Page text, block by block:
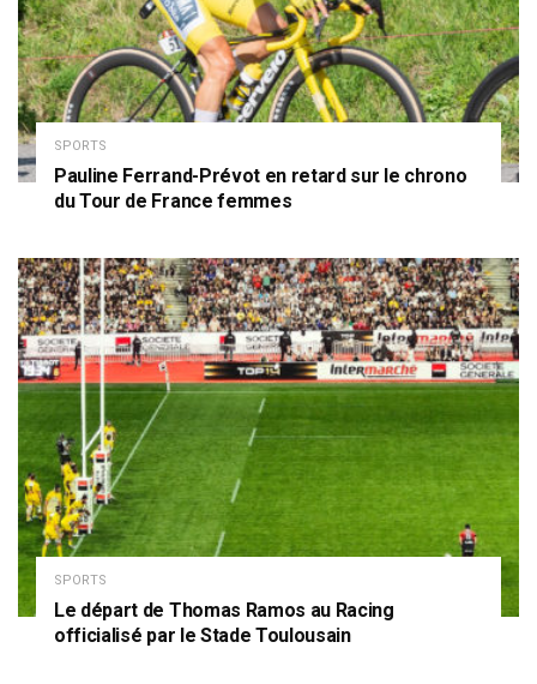
SPORTS
Pauline Ferrand-Prévot en retard sur le chrono
du Tour de France femmes
SPORTS
Le départ de Thomas Ramos au Racing
officialisé par le Stade Toulousain